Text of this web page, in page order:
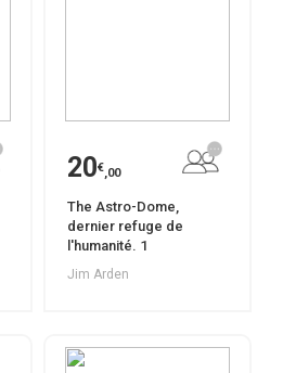
20€,00
The Astro-Dome,
dernier refuge de
l'humanité. 1
Jim Arden